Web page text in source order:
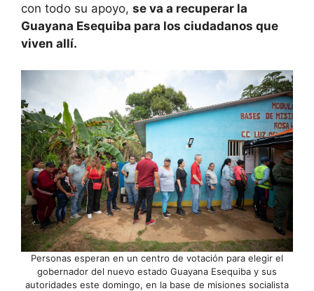
con todo su apoyo, se va a recuperar la
Guayana Esequiba para los ciudadanos que
viven allí.
Personas esperan en un centro de votación para elegir el
gobernador del nuevo estado Guayana Esequiba y sus
autoridades este domingo, en la base de misiones socialista